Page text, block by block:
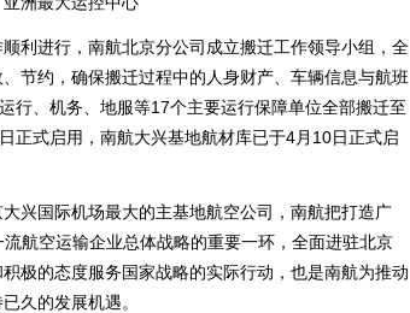
进行，南航北京分公司成立搬迁工作领导小组，全
节约，确保搬迁过程中的人身财产、车辆信息与航班
行、机务、地服等17个主要运行保障单位全部搬迁至
正式启用，南航大兴基地航材库已于4月10日正式启
国际机场最大的主基地航空公司，南航把打造广
航空运输企业总体战略的重要一环，全面进驻北京
极的态度服务国家战略的实际行动，也是南航为推动
久的发展机遇。